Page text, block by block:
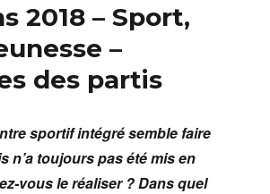
2018 – Sport,
–
des partis
sportif intégré semble faire
n’a toujours pas été mis en
vous le réaliser ? Dans quel